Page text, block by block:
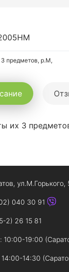
предметов, р.M,
их 3
ул.М.Горького,
040 30 91
2) 26 15 81
10:00-19:00
14:30